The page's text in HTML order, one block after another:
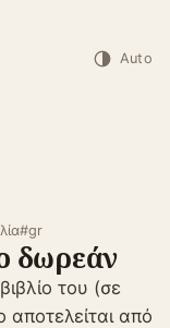
Auto
#gr
δωρεάν
του (σε
από